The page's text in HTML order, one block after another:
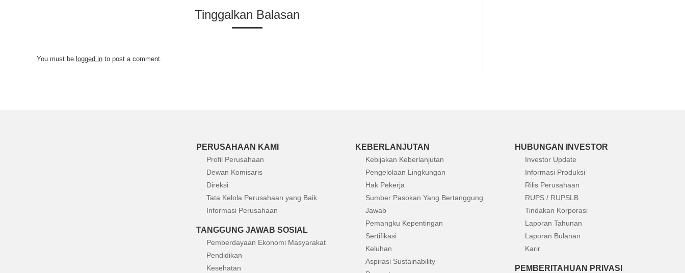
Tinggalkan Balasan
You must be logged in to post a comment.
PERUSAHAAN KAMI
Profil Perusahaan
Dewan Komisaris
Direksi
Tata Kelola Perusahaan yang Baik
Informasi Perusahaan
TANGGUNG JAWAB SOSIAL
Pemberdayaan Ekonomi Masyarakat
Pendidikan
Kesehatan
KEBERLANJUTAN
Kebijakan Keberlanjutan
Pengelolaan Lingkungan
Hak Pekerja
Sumber Pasokan Yang Bertanggung
Jawab
Pemangku Kepentingan
Sertifikasi
Keluhan
Aspirasi Sustainability
HUBUNGAN INVESTOR
Investor Update
Informasi Produksi
Rilis Perusahaan
RUPS / RUPSLB
Tindakan Korporasi
Laporan Tahunan
Laporan Bulanan
Karir
PEMBERITAHUAN PRIVASI